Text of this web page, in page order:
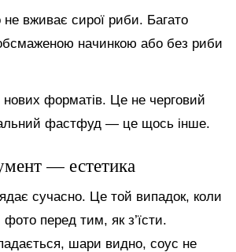
вживає сирої риби. Багато
обсмаженою начинкою або без риби
форматів. Це не черговий
фастфуд — це щось інше.
— естетика
сучасно. Це той випадок, коли
перед тим, як з’їсти.
шари видно, соус не